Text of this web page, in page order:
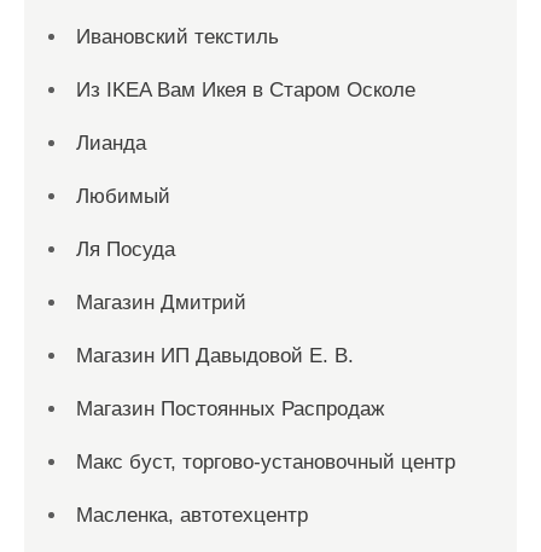
Ивановский текстиль
Из IKEA Вам Икея в Старом Осколе
Лианда
Любимый
Ля Посуда
Магазин Дмитрий
Магазин ИП Давыдовой Е. В.
Магазин Постоянных Распродаж
Макс буст, торгово-установочный центр
Масленка, автотехцентр